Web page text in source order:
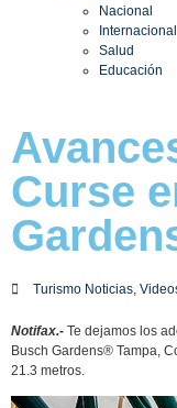
Nacional
Internacional
Salud
Educación
Curse
Turismo Noticias,
Notifax.- Te dejamos los
Busch Gardens® Tampa,
21.3 metros.